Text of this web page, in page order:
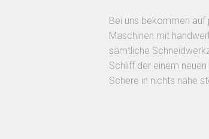
Bei uns bekommen auf
Maschinen mit
sämtliche
Schliff der einem
Schere in nichts nahe